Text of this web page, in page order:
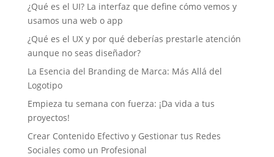
¿Qué es el UI? La interfaz que define cómo vemos y
usamos una web o app
¿Qué es el UX y por qué deberías prestarle atención
aunque no seas diseñador?
La Esencia del Branding de Marca: Más Allá del
Logotipo
Empieza tu semana con fuerza: ¡Da vida a tus
proyectos!
Crear Contenido Efectivo y Gestionar tus Redes
Sociales como un Profesional